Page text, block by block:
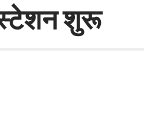
स्टेशन शुरू